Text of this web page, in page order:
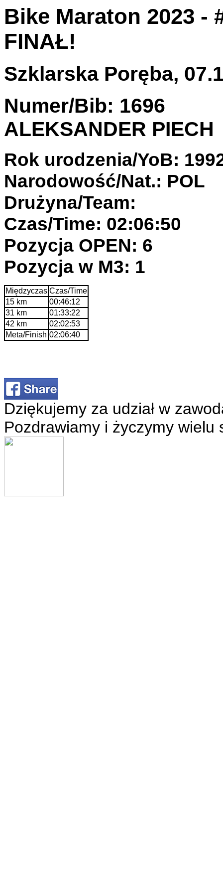
Bike Maraton 2023 -
FINAŁ!
Szklarska Poręba,
Numer/Bib: 1696
ALEKSANDER PIECH
Rok urodzenia/YoB:
Narodowość/Nat.: POL
Drużyna/Team:
Czas/Time: 02:06:50
Pozycja OPEN: 6
Pozycja w M3: 1
Międzyczas Czas/Time
15 km
00:46:12
31 km
01:33:22
42 km
02:02:53
Meta/Finish 02:06:40
Dziękujemy za udział w
Pozdrawiamy i życzymy wielu